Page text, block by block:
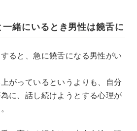
一緒にいるとき男性は饒舌に
ると、急に饒舌になる男性がい
がっているというよりも、自分
に、話し続けようとする心理が